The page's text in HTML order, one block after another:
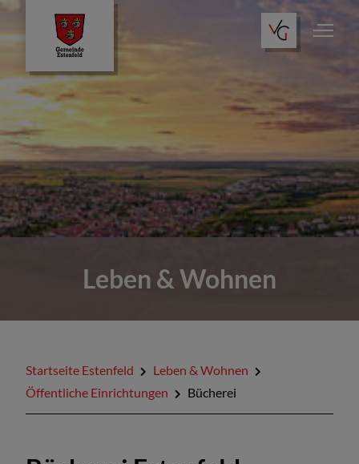
Leben & Wohnen
Wo finde ich was?
Leben & Wohnen
Startseite Estenfeld
Leben & Wohnen
Öffentliche Einrichtungen
Bücherei